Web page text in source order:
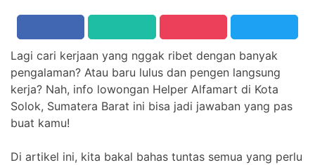
Lagi cari kerjaan yang nggak ribet dengan banyak
pengalaman? Atau baru lulus dan pengen langsung
kerja? Nah, info lowongan Helper Alfamart di Kota
Solok, Sumatera Barat ini bisa jadi jawaban yang pas
buat kamu!
Di artikel ini, kita bakal bahas tuntas semua yang perlu